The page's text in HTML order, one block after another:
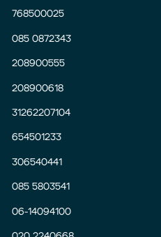
768500025
085 0872343
208900555
208900618
31262207104
654501233
306540441
085 5803541
06-14094100